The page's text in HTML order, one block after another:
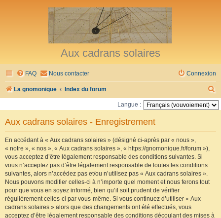
Aux cadrans solaires
FAQ Nous contacter Connexion
La gnomonique Index du forum
e
Langue :
Aux cadrans solaires - Enregistrement
En accédant à « Aux cadrans solaires » (désigné ci-après par « nous »,
« notre », « nos », « Aux cadrans solaires », « https://gnomonique.fr/forum »),
vous acceptez d’être légalement responsable des conditions suivantes. Si
vous n’acceptez pas d’être légalement responsable de toutes les conditions
suivantes, alors n’accédez pas et/ou n’utilisez pas « Aux cadrans solaires ».
Nous pouvons modifier celles-ci à n’importe quel moment et nous ferons tout
pour que vous en soyez informé, bien qu’il soit prudent de vérifier
régulièrement celles-ci par vous-même. Si vous continuez d’utiliser « Aux
cadrans solaires » alors que des changements ont été effectués, vous
acceptez d’être légalement responsable des conditions découlant des mises à